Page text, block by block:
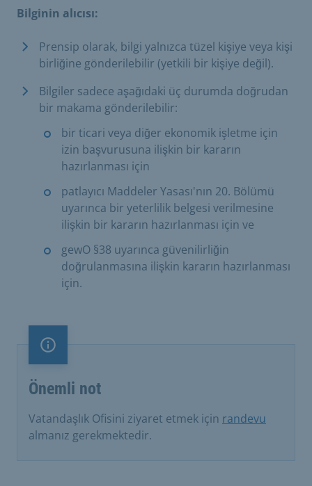
Bilginin alıcısı:
Prensip olarak, bilgi yalnızca tüzel kişiye veya kişi
birliğine gönderilebilir (yetkili bir kişiye değil).
Bilgiler sadece aşağıdaki üç durumda doğrudan
bir makama gönderilebilir:
bir ticari veya diğer ekonomik işletme için
izin başvurusuna ilişkin bir kararın
hazırlanması için
patlayıcı Maddeler Yasası'nın 20. Bölümü
uyarınca bir yeterlilik belgesi verilmesine
ilişkin bir kararın hazırlanması için ve
gewO §38 uyarınca güvenilirliğin
doğrulanmasına ilişkin kararın hazırlanması
için.
Önemli not
Önemli not
Vatandaşlık Ofisini ziyaret etmek için randevu
almanız gerekmektedir.